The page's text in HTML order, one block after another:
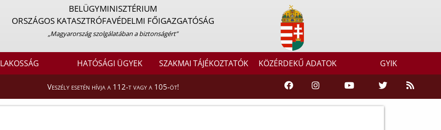
BELÜGYMINISZTÉRIUM
ORSZÁGOS KATASZTRÓFAVÉDELMI FŐIGAZGATÓSÁG
„Magyarország szolgálatában a biztonságért”
LAKOSSÁG HATÓSÁGI ÜGYEK SZAKMAI TÁJÉKOZTATÓK KÖZÉRDEKŰ ADATOK GYIK
Veszély esetén hívja a 112-t vagy a 105-öt!